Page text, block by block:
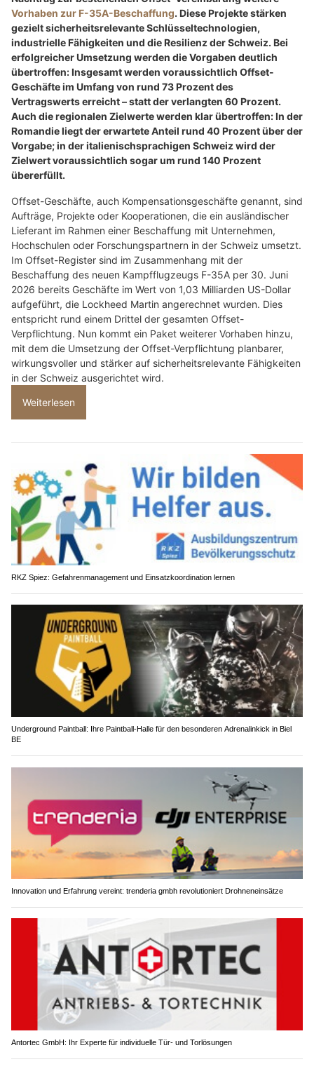
Vorhaben zur F-35A-Beschaffung. Diese Projekte stärken
gezielt sicherheitsrelevante Schlüsseltechnologien,
industrielle Fähigkeiten und die Resilienz der Schweiz. Bei
erfolgreicher Umsetzung werden die Vorgaben deutlich
übertroffen: Insgesamt werden voraussichtlich Offset-
Geschäfte im Umfang von rund 73 Prozent des
Vertragswerts erreicht – statt der verlangten 60 Prozent.
Auch die regionalen Zielwerte werden klar übertroffen: In der
Romandie liegt der erwartete Anteil rund 40 Prozent über der
Vorgabe; in der italienischsprachigen Schweiz wird der
Zielwert voraussichtlich sogar um rund 140 Prozent
übererfüllt.
Offset-Geschäfte, auch Kompensationsgeschäfte genannt, sind
Aufträge, Projekte oder Kooperationen, die ein ausländischer
Lieferant im Rahmen einer Beschaffung mit Unternehmen,
Hochschulen oder Forschungspartnern in der Schweiz umsetzt.
Im Offset-Register sind im Zusammenhang mit der
Beschaffung des neuen Kampfflugzeugs F-35A per 30. Juni
2026 bereits Geschäfte im Wert von 1,03 Milliarden US-Dollar
aufgeführt, die Lockheed Martin angerechnet wurden. Dies
entspricht rund einem Drittel der gesamten Offset-
Verpflichtung. Nun kommt ein Paket weiterer Vorhaben hinzu,
mit dem die Umsetzung der Offset-Verpflichtung planbarer,
wirkungsvoller und stärker auf sicherheitsrelevante Fähigkeiten
in der Schweiz ausgerichtet wird.
Weiterlesen
RKZ Spiez: Gefahrenmanagement und Einsatzkoordination lernen
Underground Paintball: Ihre Paintball-Halle für den besonderen Adrenalinkick in Biel
BE
Innovation und Erfahrung vereint: trenderia gmbh revolutioniert Drohneneinsätze
Antortec GmbH: Ihr Experte für individuelle Tür- und Torlösungen